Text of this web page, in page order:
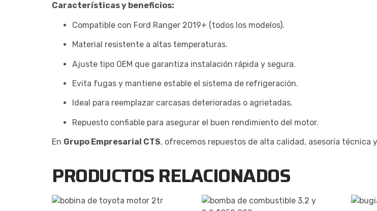
Características y beneficios:
Compatible con Ford Ranger 2019+ (todos los modelos).
Material resistente a altas temperaturas.
Ajuste tipo OEM que garantiza instalación rápida y segura.
Evita fugas y mantiene estable el sistema de refrigeración.
Ideal para reemplazar carcasas deterioradas o agrietadas.
Repuesto confiable para asegurar el buen rendimiento del motor.
En Grupo Empresarial CTS, ofrecemos repuestos de alta calidad, asesoría técnica
PRODUCTOS RELACIONADOS